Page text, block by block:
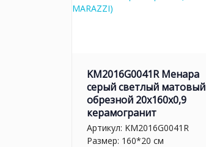
KM2016G0041R Менара
серый светлый матовый
обрезной 20x160x0,9
керамогранит
Артикул: KM2016G0041R
Размер: 160*20 см